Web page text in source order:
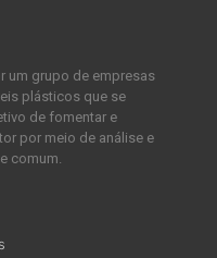
um grupo de empresas
plásticos que se
de fomentar e
por meio de análise e
comum.